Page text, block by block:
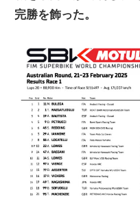
完勝を飾った。